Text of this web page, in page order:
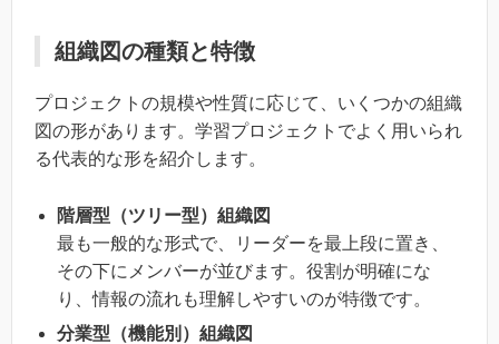
組織図の種類と特徴
プロジェクトの規模や性質に応じて、いくつかの組織
図の形があります。学習プロジェクトでよく用いられ
る代表的な形を紹介します。
階層型（ツリー型）組織図
最も一般的な形式で、リーダーを最上段に置き、
その下にメンバーが並びます。役割が明確にな
り、情報の流れも理解しやすいのが特徴です。
分業型（機能別）組織図